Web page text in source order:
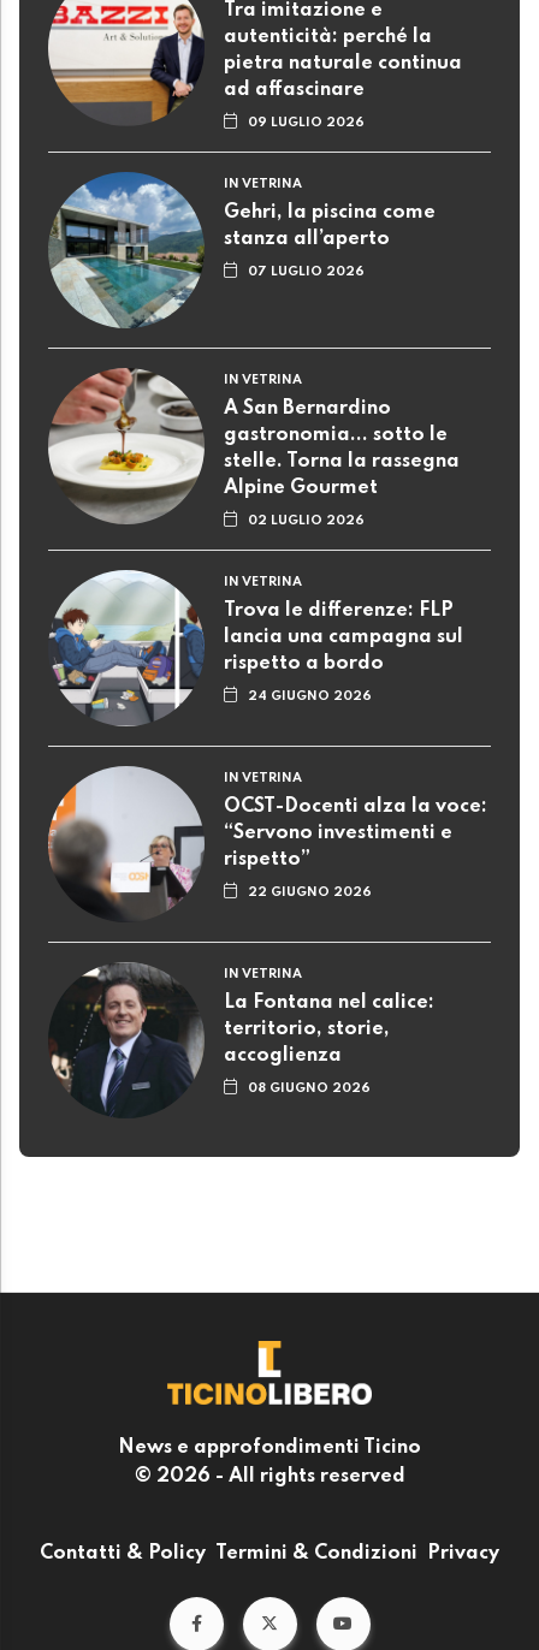
Tra imitazione e
autenticità: perché la
pietra naturale continua
ad affascinare
09 LUGLIO 2026
IN VETRINA
Gehri, la piscina come
stanza all’aperto
07 LUGLIO 2026
IN VETRINA
A San Bernardino
gastronomia... sotto le
stelle. Torna la rassegna
Alpine Gourmet
02 LUGLIO 2026
IN VETRINA
Trova le differenze: FLP
lancia una campagna sul
rispetto a bordo
24 GIUGNO 2026
IN VETRINA
OCST-Docenti alza la voce:
“Servono investimenti e
rispetto”
22 GIUGNO 2026
IN VETRINA
La Fontana nel calice:
territorio, storie,
accoglienza
08 GIUGNO 2026
News e approfondimenti Ticino
© 2026 - All rights reserved
Contatti & Policy Termini & Condizioni Privacy